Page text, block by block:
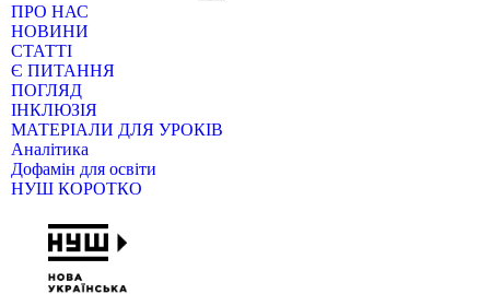
ПРО НАС
НОВИНИ
СТАТТІ
Є ПИТАННЯ
ПОГЛЯД
ІНКЛЮЗІЯ
МАТЕРІАЛИ ДЛЯ УРОКІВ
Аналітика
Дофамін для освіти
НУШ КОРОТКО